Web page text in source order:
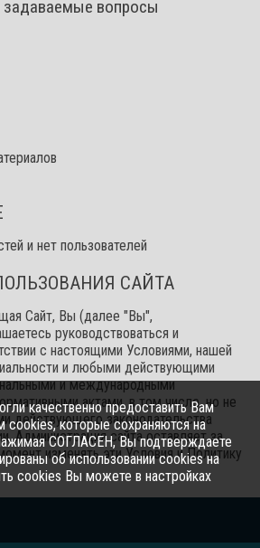
задаваемые вопросы
и нет пользователей
САЙТА
Сайт, Вы (далее "Вы",
руководствоваться и
с настоящими Условиями, нашей
и любыми действующими
и международными
актами, в том числе, но не
действующего законодательства
Администрация сайта оставляет за
изменять эти Условия и Политику
качественно предоставить Вам
cookies, которые сохраняются на
СОГЛАСЕН, Вы подтверждаете
об использовании cookies на
cookies Вы можете в настройках